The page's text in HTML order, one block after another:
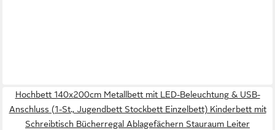
Hochbett 140x200cm Metallbett mit LED-Beleuchtung & USB-
Anschluss (1-St., Jugendbett Stockbett Einzelbett) Kinderbett mit
Schreibtisch Bücherregal Ablagefächern Stauraum Leiter